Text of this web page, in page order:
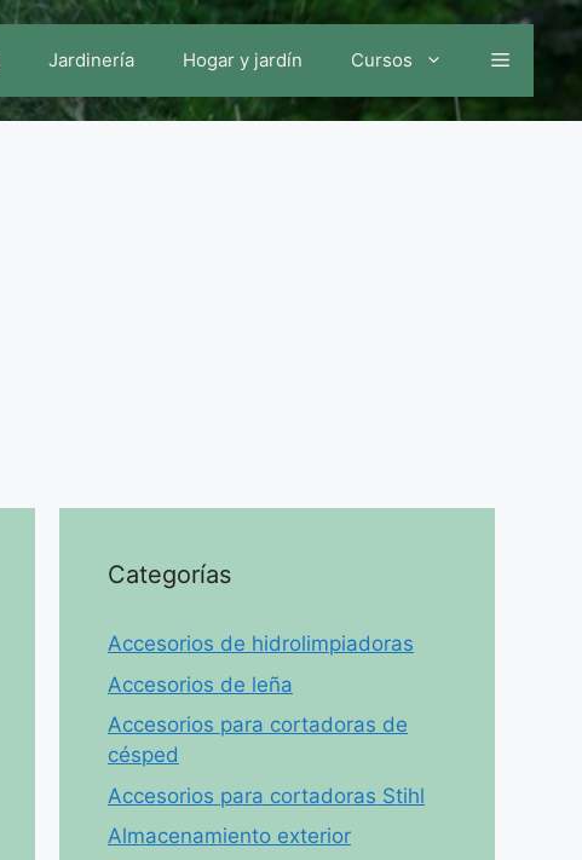
Jardinería Hogar y jardín Cursos
Categorías
Accesorios de hidrolimpiadoras
Accesorios de leña
Accesorios para cortadoras de
césped
Accesorios para cortadoras Stihl
Almacenamiento exterior